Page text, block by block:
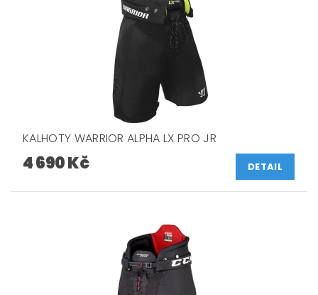
KALHOTY WARRIOR ALPHA LX PRO JR
4 690 Kč DETAIL